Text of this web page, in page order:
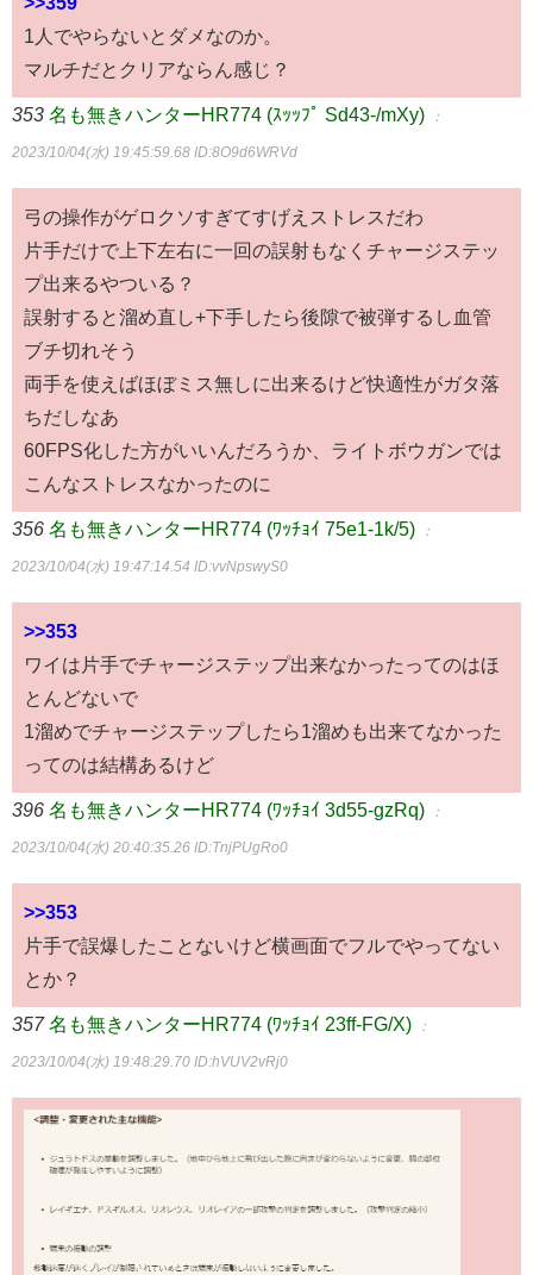
1人でやらないとダメなのか。
マルチだとクリアならん感じ？
353 名も無きハンターHR774 (ｽｯｯﾌﾟ Sd43-/mXy) ：
2023/10/04(水) 19:45:59.68 ID:8O9d6WRVd
弓の操作がゲロクソすぎてすげえストレスだわ
片手だけで上下左右に一回の誤射もなくチャージステッ
プ出来るやついる？
誤射すると溜め直し+下手したら後隙で被弾するし血管
ブチ切れそう
両手を使えばほぼミス無しに出来るけど快適性がガタ落
ちだしなあ
60FPS化した方がいいんだろうか、ライトボウガンでは
こんなストレスなかったのに
356 名も無きハンターHR774 (ﾜｯﾁｮｲ 75e1-1k/5) ：
2023/10/04(水) 19:47:14.54 ID:vvNpswyS0
>>353
ワイは片手でチャージステップ出来なかったってのはほ
とんどないで
1溜めでチャージステップしたら1溜めも出来てなかった
ってのは結構あるけど
396 名も無きハンターHR774 (ﾜｯﾁｮｲ 3d55-gzRq) ：
2023/10/04(水) 20:40:35.26 ID:TnjPUgRo0
>>353
片手で誤爆したことないけど横画面でフルでやってない
とか？
357 名も無きハンターHR774 (ﾜｯﾁｮｲ 23ff-FG/X) ：
2023/10/04(水) 19:48:29.70 ID:hVUV2vRj0